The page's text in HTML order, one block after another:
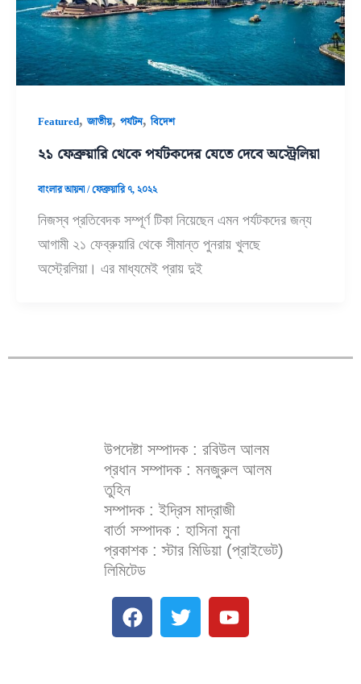
Featured,জাতীয়,পর্যটন,বিদেশ
২১ ফেব্রুয়ারি থেকে পর্যটকদের যেতে দেবে অস্ট্রেলিয়া
বাংলার আয়না/ফেব্রুয়ারি ৭, ২০২২
নিজস্ব প্রতিবেদক সম্পূর্ণ টিকা নিয়েছেন এমন পর্যটকদের জন্য
আগামী ২১ ফেব্রুয়ারি থেকে সীমান্ত পুনরায় খুলছে
অস্ট্রেলিয়া। এর মাধ্যমেই প্রায় দুই
উপদেষ্টা সম্পাদক : রবিউল আলম
প্রধান সম্পাদক : মনজুরুল আলম
তুহিন
সম্পাদক : ইদ্রিস মাদ্রাজী
বার্তা সম্পাদক : হাসিনা মুনা
প্রকাশক : স্টার মিডিয়া (প্রাইভেট)
লিমিটেড
F
a
T
w
Y
o